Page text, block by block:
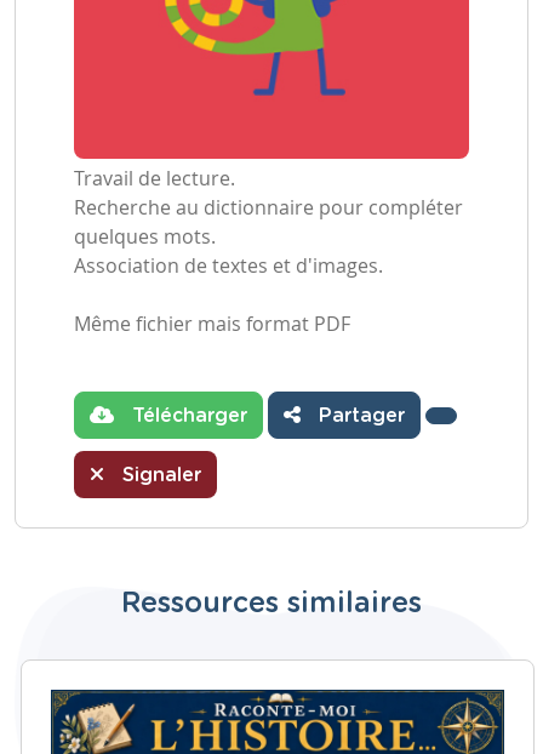
Travail de lecture.
Recherche au dictionnaire pour compléter
quelques mots.
Association de textes et d'images.
Même fichier mais format PDF
Télécharger Partager
Signaler
Ressources similaires